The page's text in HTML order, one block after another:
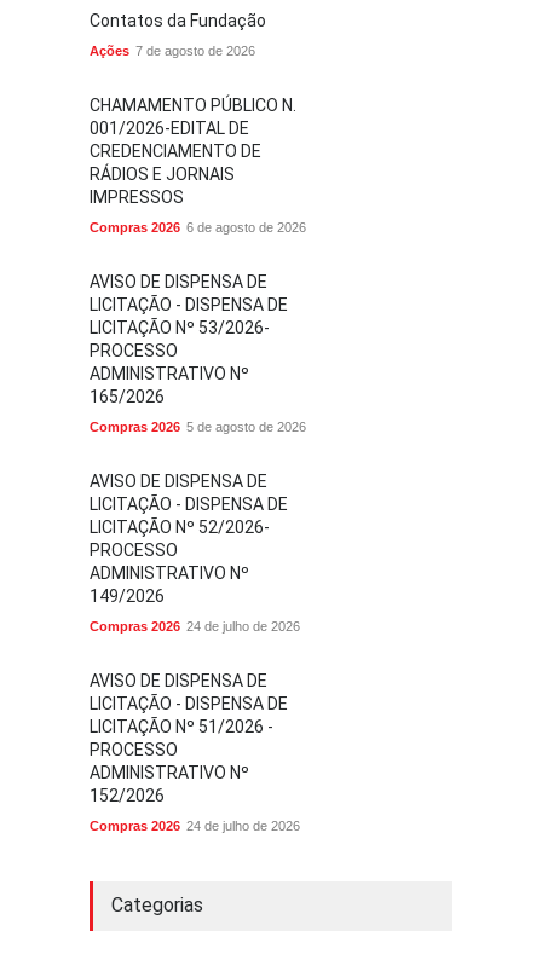
Contatos da Fundação
Ações 7 de agosto de 2026
CHAMAMENTO PÚBLICO N.
001/2026-EDITAL DE
CREDENCIAMENTO DE
RÁDIOS E JORNAIS
IMPRESSOS
Compras 2026 6 de agosto de 2026
AVISO DE DISPENSA DE
LICITAÇÃO - DISPENSA DE
LICITAÇÃO Nº 53/2026-
PROCESSO
ADMINISTRATIVO Nº
165/2026
Compras 2026 5 de agosto de 2026
AVISO DE DISPENSA DE
LICITAÇÃO - DISPENSA DE
LICITAÇÃO Nº 52/2026-
PROCESSO
ADMINISTRATIVO Nº
149/2026
Compras 2026 24 de julho de 2026
AVISO DE DISPENSA DE
LICITAÇÃO - DISPENSA DE
LICITAÇÃO Nº 51/2026 -
PROCESSO
ADMINISTRATIVO Nº
152/2026
Compras 2026 24 de julho de 2026
Categorias